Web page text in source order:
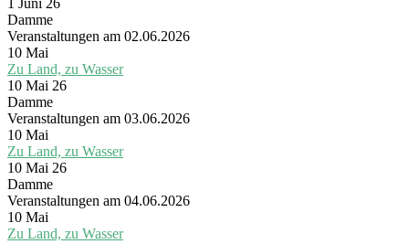
Damme
Veranstaltungen am 02.06.2026
10 Mai
Zu Land, zu Wasser
10 Mai 26
Damme
Veranstaltungen am 03.06.2026
10 Mai
Zu Land, zu Wasser
10 Mai 26
Damme
Veranstaltungen am 04.06.2026
10 Mai
Zu Land, zu Wasser